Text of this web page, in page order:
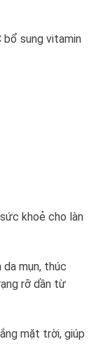
sung vitamin
khoẻ cho làn
mụn, thúc
rỡ dần từ
mặt trời, giúp